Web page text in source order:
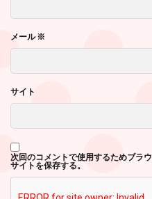
メール※
サイト
次回のコメントで使用するためブラ
サイトを保存する。